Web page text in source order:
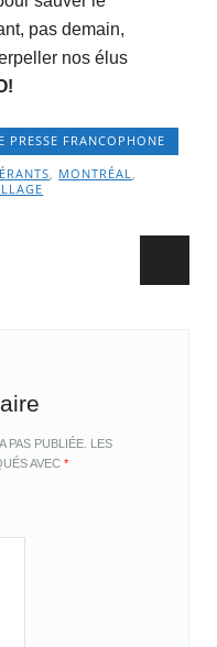
pas demain,
nos élus
FRANCOPHONE
, MONTRÉAL,
PAS PUBLIÉE. LES
AVEC*